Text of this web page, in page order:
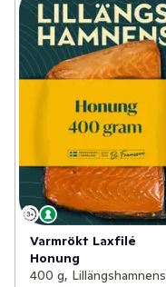
Varmrökt Laxfilé
Honung
400 g, Lillängshamnens